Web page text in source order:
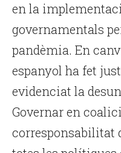
en la
governamentals
pandèmia. En
espanyol ha fet
evidenciat la
Governar en
corresponsabilitat